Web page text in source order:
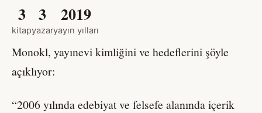
3
kitap
3
yazar
2019
yayın yılları
Monokl, yayınevi kimliğini ve hedeflerini şöyle
açıklıyor:
“2006 yılında edebiyat ve felsefe alanında içerik